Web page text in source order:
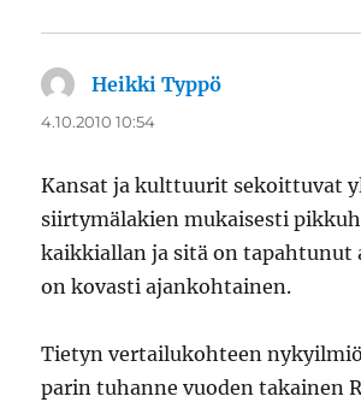
Heikki Typpö
4.10.2010 10:54
Kansat ja kulttuurit sekoittuvat
siirtymälakien mukaisesti
kaikkiallan ja sitä on tapahtunut
on kovasti ajankohtainen.
Tietyn vertailukohteen
parin tuhanne vuoden takainen